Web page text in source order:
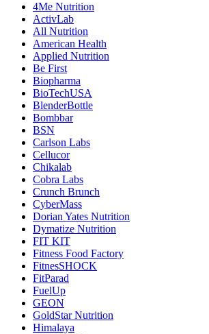
4Me Nutrition
ActivLab
All Nutrition
American Health
Applied Nutrition
Be First
Biopharma
BioTechUSA
BlenderBottle
Bombbar
BSN
Carlson Labs
Cellucor
Chikalab
Cobra Labs
Crunch Brunch
CyberMass
Dorian Yates Nutrition
Dymatize Nutrition
FIT KIT
Fitness Food Factory
FitnesSHOCK
FitParad
FuelUp
GEON
GoldStar Nutrition
Himalaya